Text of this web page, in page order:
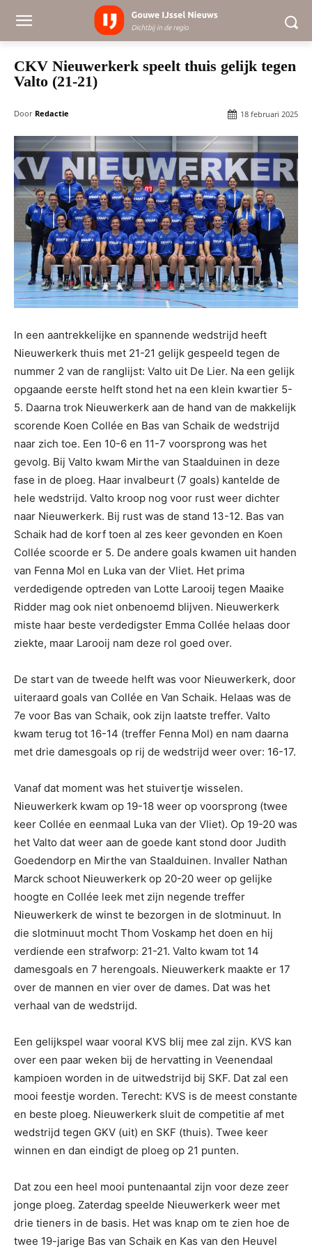
CKV Nieuwerkerk speelt thuis gelijk tegen
Valto (21-21)
Door Redactie 18 februari 2025
In een aantrekkelijke en spannende wedstrijd heeft
Nieuwerkerk thuis met 21-21 gelijk gespeeld tegen de
nummer 2 van de ranglijst: Valto uit De Lier. Na een gelijk
opgaande eerste helft stond het na een klein kwartier 5-
5. Daarna trok Nieuwerkerk aan de hand van de makkelijk
scorende Koen Collée en Bas van Schaik de wedstrijd
naar zich toe. Een 10-6 en 11-7 voorsprong was het
gevolg. Bij Valto kwam Mirthe van Staalduinen in deze
fase in de ploeg. Haar invalbeurt (7 goals) kantelde de
hele wedstrijd. Valto kroop nog voor rust weer dichter
naar Nieuwerkerk. Bij rust was de stand 13-12. Bas van
Schaik had de korf toen al zes keer gevonden en Koen
Collée scoorde er 5. De andere goals kwamen uit handen
van Fenna Mol en Luka van der Vliet. Het prima
verdedigende optreden van Lotte Larooij tegen Maaike
Ridder mag ook niet onbenoemd blijven. Nieuwerkerk
miste haar beste verdedigster Emma Collée helaas door
ziekte, maar Larooij nam deze rol goed over.
De start van de tweede helft was voor Nieuwerkerk, door
uiteraard goals van Collée en Van Schaik. Helaas was de
7e voor Bas van Schaik, ook zijn laatste treffer. Valto
kwam terug tot 16-14 (treffer Fenna Mol) en nam daarna
met drie damesgoals op rij de wedstrijd weer over: 16-17.
Vanaf dat moment was het stuivertje wisselen.
Nieuwerkerk kwam op 19-18 weer op voorsprong (twee
keer Collée en eenmaal Luka van der Vliet). Op 19-20 was
het Valto dat weer aan de goede kant stond door Judith
Goedendorp en Mirthe van Staalduinen. Invaller Nathan
Marck schoot Nieuwerkerk op 20-20 weer op gelijke
hoogte en Collée leek met zijn negende treffer
Nieuwerkerk de winst te bezorgen in de slotminuut. In
die slotminuut mocht Thom Voskamp het doen en hij
verdiende een strafworp: 21-21. Valto kwam tot 14
damesgoals en 7 herengoals. Nieuwerkerk maakte er 17
over de mannen en vier over de dames. Dat was het
verhaal van de wedstrijd.
Een gelijkspel waar vooral KVS blij mee zal zijn. KVS kan
over een paar weken bij de hervatting in Veenendaal
kampioen worden in de uitwedstrijd bij SKF. Dat zal een
mooi feestje worden. Terecht: KVS is de meest constante
en beste ploeg. Nieuwerkerk sluit de competitie af met
wedstrijd tegen GKV (uit) en SKF (thuis). Twee keer
winnen en dan eindigt de ploeg op 21 punten.
Dat zou een heel mooi puntenaantal zijn voor deze zeer
jonge ploeg. Zaterdag speelde Nieuwerkerk weer met
drie tieners in de basis. Het was knap om te zien hoe de
twee 19-jarige Bas van Schaik en Kas van den Heuvel